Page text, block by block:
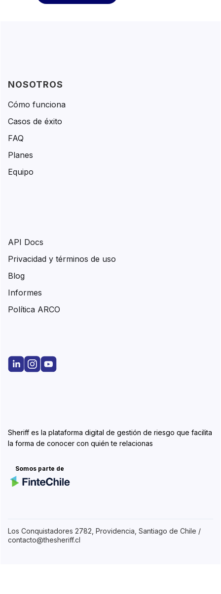
Sheriff es la plataforma digital de gestión de riesgo que facilita
la forma de conocer con quién te relacionas
Somos parte de
NOSOTROS
Cómo funciona
Casos de éxito
FAQ
Planes
Equipo
API Docs
Privacidad y términos de uso
Blog
Informes
Política ARCO
Los Conquistadores 2782, Providencia, Santiago de Chile /
contacto@thesheriff.cl